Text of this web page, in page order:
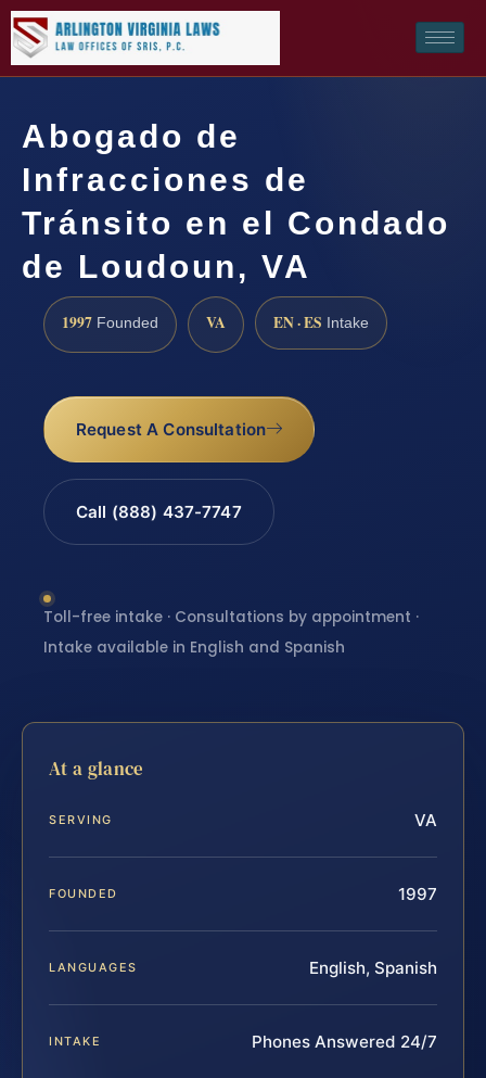
Abogado de
Infracciones de
Tránsito en el Condado
de Loudoun, VA
1997 Founded VA EN · ES Intake
Request A Consultation
Call (888) 437-7747
Toll-free intake · Consultations by appointment ·
Intake available in English and Spanish
At a glance
SERVING VA
FOUNDED 1997
LANGUAGES English, Spanish
INTAKE Phones Answered 24/7